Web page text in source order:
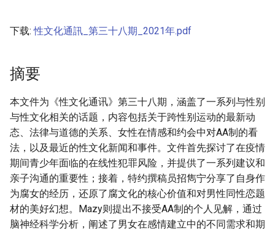
下载:性文化通訊_第三十八期_2021年.pdf
摘要
本文件为《性文化通讯》第三十八期，涵盖了一系列与性别
与性文化相关的话题，内容包括关于跨性别运动的最新动
态、法律与道德的关系、女性在情感和约会中对AA制的看
法，以及最近的性文化新闻和事件。文件首先探讨了在疫情
期间青少年面临的在线性犯罪风险，并提供了一系列建议和
亲子沟通的重要性；接着，特约撰稿员招雋宁分享了自身作
为腐女的经历，还原了腐文化的核心价值和对男性同性恋题
材的美好幻想。Mazy则提出不接受AA制的个人见解，通过
脑神经科学分析，阐述了男女在感情建立中的不同需求和期